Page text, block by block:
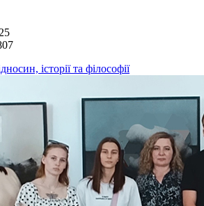
історії та філософії